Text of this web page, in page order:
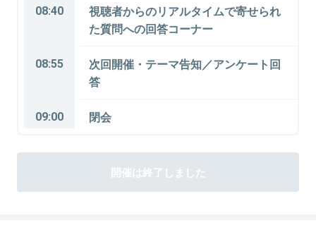
08:40
視聴者からのリアルタイムで寄せられ
た質問への回答コーナー
08:55
次回開催・テーマ告知／アンケート回
答
09:00 閉会
開催は終了しました